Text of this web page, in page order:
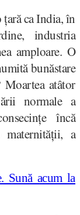
ca India, în
industria
amploare. O
bunăstare
atâtor
normale a
încă
maternității, a